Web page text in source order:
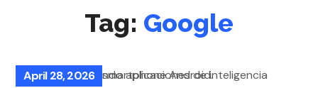
Tag: Google
April 28, 2026